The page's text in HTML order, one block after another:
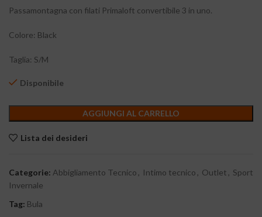
Passamontagna con filati Primaloft convertibile 3 in uno.
Colore: Black
Taglia: S/M
Disponibile
AGGIUNGI AL CARRELLO
Lista dei desideri
Categorie: Abbigliamento Tecnico , Intimo tecnico , Outlet , Sport
Invernale
Tag: Bula